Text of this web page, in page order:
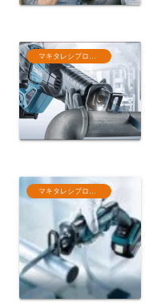
マキタレシプロソー